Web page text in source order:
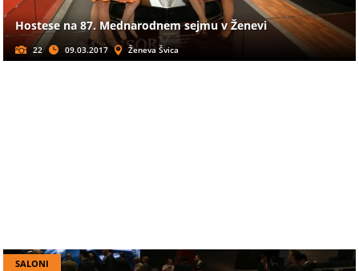
Hostese na 87. Mednarodnem sejmu v Ženevi
22 09.03.2017 Ženeva Švica
SALONI